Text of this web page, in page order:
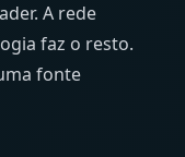
A rede
faz o resto.
fonte